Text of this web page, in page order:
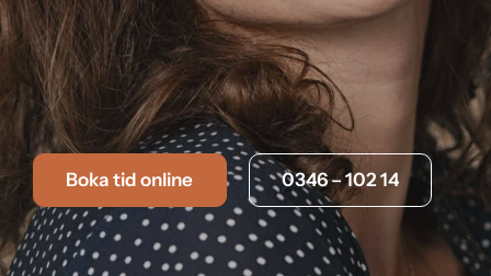
Boka tid online 0346 – 102 14